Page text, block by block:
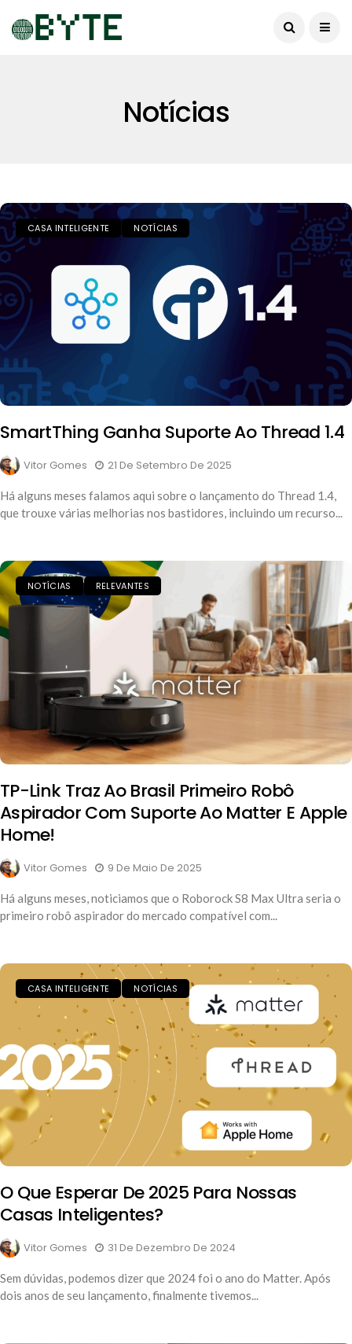
Notícias
CASA INTELIGENTE NOTÍCIAS
SmartThing Ganha Suporte Ao Thread 1.4
Vitor Gomes 21 De Setembro De 2025
Há alguns meses falamos aqui sobre o lançamento do Thread 1.4,
que trouxe várias melhorias nos bastidores, incluindo um recurso...
NOTÍCIAS RELEVANTES
TP-Link Traz Ao Brasil Primeiro Robô
Aspirador Com Suporte Ao Matter E Apple
Home!
Vitor Gomes 9 De Maio De 2025
Há alguns meses, noticiamos que o Roborock S8 Max Ultra seria o
primeiro robô aspirador do mercado compatível com...
CASA INTELIGENTE NOTÍCIAS
O Que Esperar De 2025 Para Nossas
Casas Inteligentes?
Vitor Gomes 31 De Dezembro De 2024
Sem dúvidas, podemos dizer que 2024 foi o ano do Matter. Após
dois anos de seu lançamento, finalmente tivemos...